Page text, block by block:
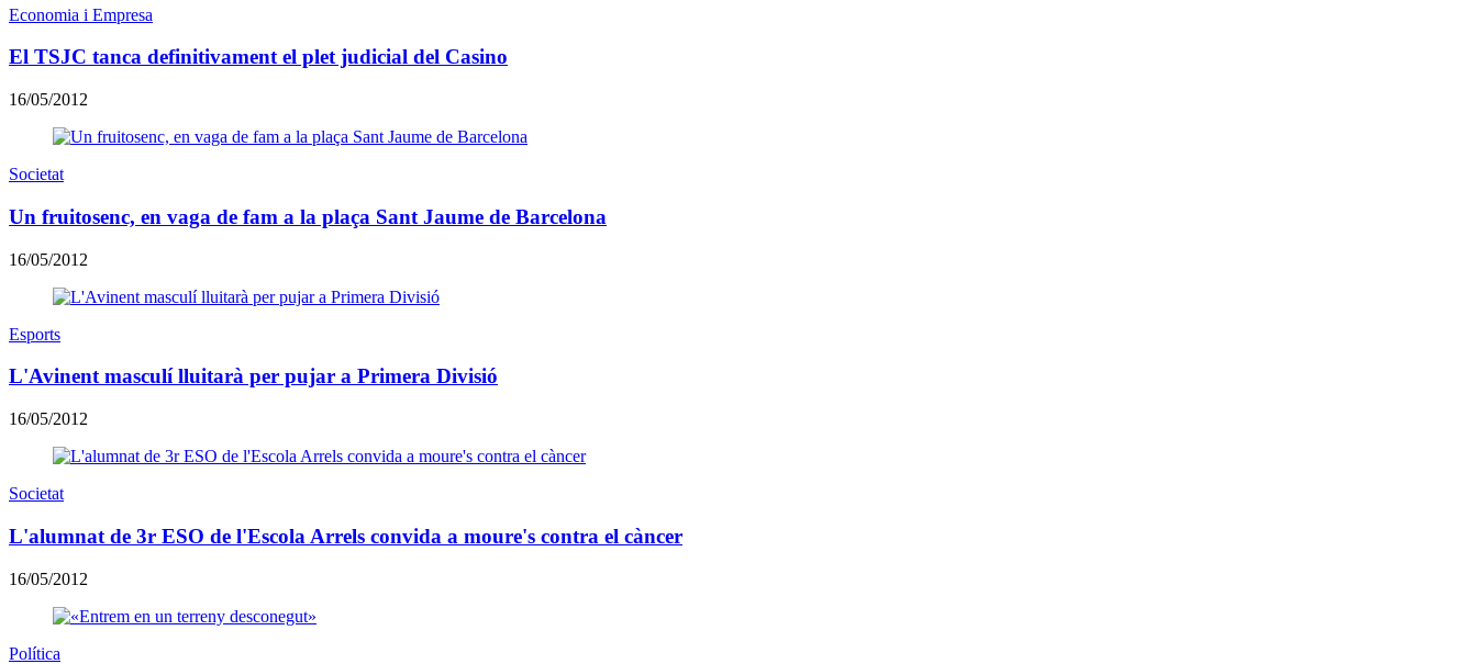
Economia i Empresa
El TSJC tanca definitivament el plet judicial del Casino
16/05/2012
Societat
Un fruitosenc, en vaga de fam a la plaça Sant Jaume de Barcelona
16/05/2012
Esports
L'Avinent masculí lluitarà per pujar a Primera Divisió
16/05/2012
Societat
L'alumnat de 3r ESO de l'Escola Arrels convida a moure's contra el càncer
16/05/2012
Política